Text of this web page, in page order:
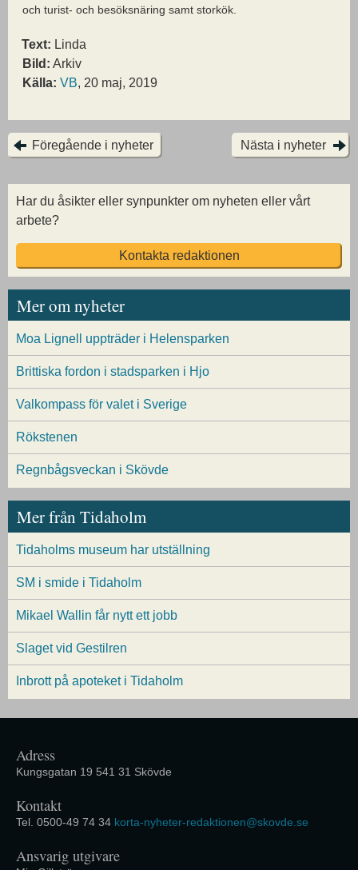
och turist- och besöksnäring samt storkök.
Text: Linda
Bild: Arkiv
Källa: VB, 20 maj, 2019
Föregående i nyheter Nästa i nyheter
Har du åsikter eller synpunkter om nyheten eller vårt
arbete?
Kontakta redaktionen
Mer om nyheter
Moa Lignell uppträder i Helensparken
Brittiska fordon i stadsparken i Hjo
Valkompass för valet i Sverige
Rökstenen
Regnbågsveckan i Skövde
Mer från Tidaholm
Tidaholms museum har utställning
SM i smide i Tidaholm
Mikael Wallin får nytt ett jobb
Slaget vid Gestilren
Inbrott på apoteket i Tidaholm
Adress
Kungsgatan 19 541 31 Skövde
Kontakt
Tel. 0500-49 74 34 korta-nyheter-redaktionen@skovde.se
Ansvarig utgivare